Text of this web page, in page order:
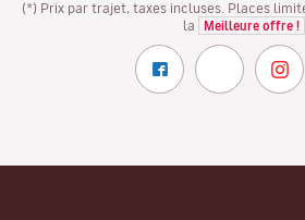
(*) Prix par trajet, taxes incluses. Places
la
Meilleure offre !